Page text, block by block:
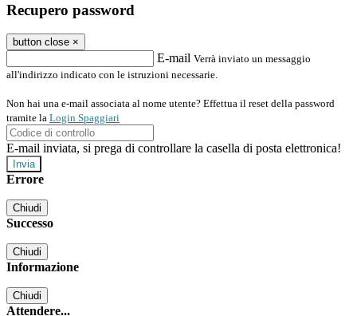
Recupero password
button close ×
E-mail Verrà inviato un messaggio
all'indirizzo indicato con le istruzioni necessarie.
Non hai una e-mail associata al nome utente? Effettua il reset della password
tramite la Login Spaggiari
E-mail inviata, si prega di controllare la casella di posta elettronica!
Errore
Chiudi
Successo
Chiudi
Informazione
Chiudi
Attendere...